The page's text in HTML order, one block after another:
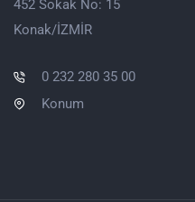
452 Sokak No: 15
Konak/İZMİR
0 232 280 35 00
Konum